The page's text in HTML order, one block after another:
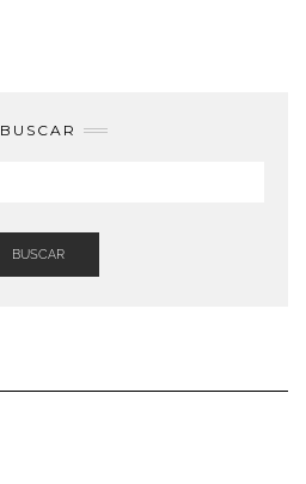
BUSCAR
BUSCAR